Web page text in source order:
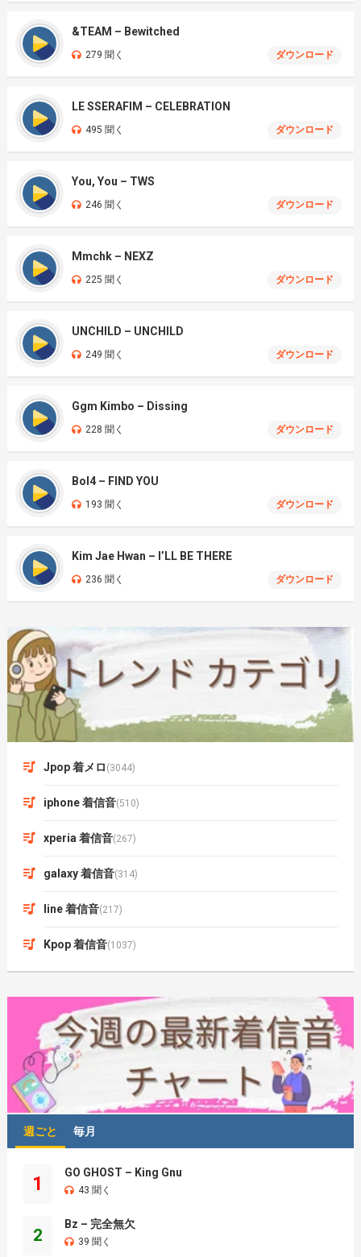
&TEAM – Bewitched
279 聞く ダウンロード
LE SSERAFIM – CELEBRATION
495 聞く ダウンロード
You, You – TWS
246 聞く ダウンロード
Mmchk – NEXZ
225 聞く ダウンロード
UNCHILD – UNCHILD
249 聞く ダウンロード
Ggm Kimbo – Dissing
228 聞く ダウンロード
Bol4 – FIND YOU
193 聞く ダウンロード
Kim Jae Hwan – I’LL BE THERE
236 聞く ダウンロード
Jpop 着メロ (3044)
iphone 着信音(510)
xperia 着信音(267)
galaxy 着信音(314)
line 着信音(217)
Kpop 着信音(1037)
週ごと 毎月
1
GO GHOST – King Gnu
43 聞く
2
Bz – 完全無欠
39 聞く